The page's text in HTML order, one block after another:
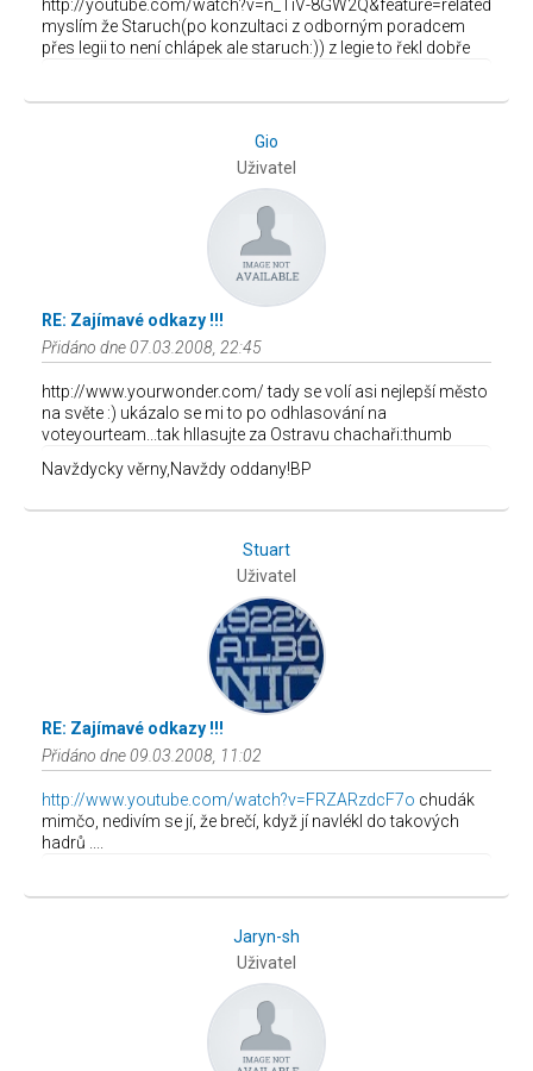
http://youtube.com/watch?v=n_TiV-8GW2Q&feature=related
myslím že Staruch(po konzultaci z odborným poradcem
přes legii to není chlápek ale staruch:)) z legie to řekl dobře
Gio
Uživatel
RE: Zajímavé odkazy !!!
Přidáno dne 07.03.2008, 22:45
http://www.yourwonder.com/ tady se volí asi nejlepší město
na světe :) ukázalo se mi to po odhlasování na
voteyourteam...tak hllasujte za Ostravu chachaři:thumb
Navždycky věrny,Navždy oddany!BP
Stuart
Uživatel
RE: Zajímavé odkazy !!!
Přidáno dne 09.03.2008, 11:02
http://www.youtube.com/watch?v=FRZARzdcF7o chudák
mimčo, nedivím se jí, že brečí, když jí navlékl do takových
hadrů ....
Jaryn-sh
Uživatel